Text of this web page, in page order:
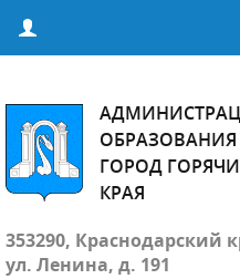
ГОРОД
КРАЯ
353290, Краснодарский
ул. Ленина, д. 191